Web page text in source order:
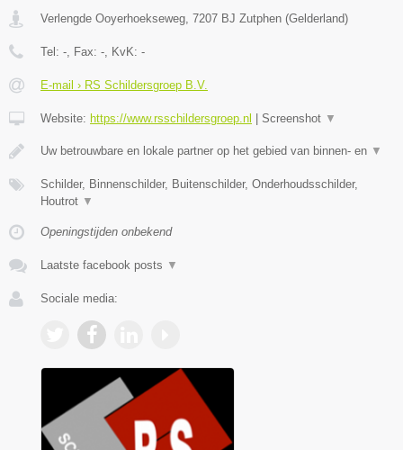
Verlengde Ooyerhoekseweg, 7207 BJ Zutphen (Gelderland)
Tel: -, Fax: -, KvK: -
E-mail › RS Schildersgroep B.V.
Website: https://www.rsschildersgroep.nl Screenshot ▼
Uw betrouwbare en lokale partner op het gebied van binnen- en ▼
Schilder, Binnenschilder, Buitenschilder, Onderhoudsschilder,
Houtrot ▼
Openingstijden onbekend
Laatste facebook posts ▼
Sociale media: